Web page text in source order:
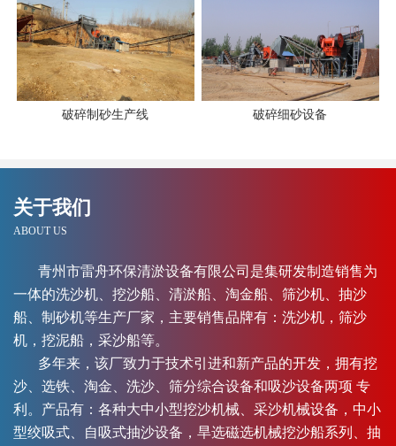
破碎制砂生产线 破碎细砂设备
关于我们
ABOUT US
青州市雷舟环保清淤设备有限公司是集研发制造销售为
一体的洗沙机、挖沙船、清淤船、淘金船、筛沙机、抽沙
船、制砂机等生产厂家，主要销售品牌有：洗沙机，筛沙
机，挖泥船，采沙船等。
多年来，该厂致力于技术引进和新产品的开发，拥有挖
沙、选铁、淘金、洗沙、筛分综合设备和吸沙设备两项 专
利。产品有：各种大中小型挖沙机械、采沙机械设备，中小
型绞吸式、自吸式抽沙设备，旱选磁选机械挖沙船系列、抽